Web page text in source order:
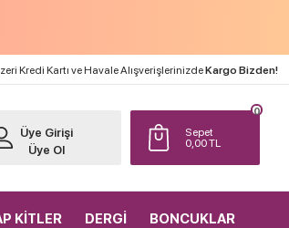
Kredi Kartı ve Havale AlışverişlerinizdeKargo Bizden!
Sepet
0,00TL
0
Üye Girişi
Üye Ol
KİTLER DERGİ BONCUKLAR